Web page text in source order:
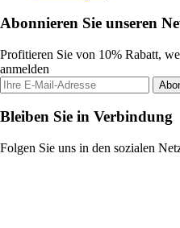
Abonnieren Sie unseren
Profitieren Sie von 10% Rabatt,
anmelden
Bleiben Sie in Verbindung
Folgen Sie uns in den sozialen